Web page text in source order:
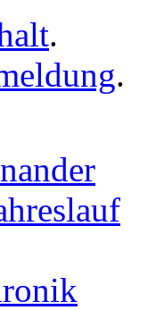
.
.